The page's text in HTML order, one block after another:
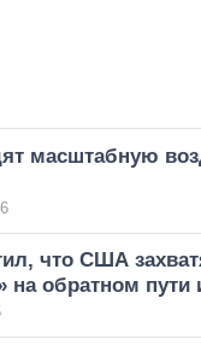
масштабную
что США
на обратном пути